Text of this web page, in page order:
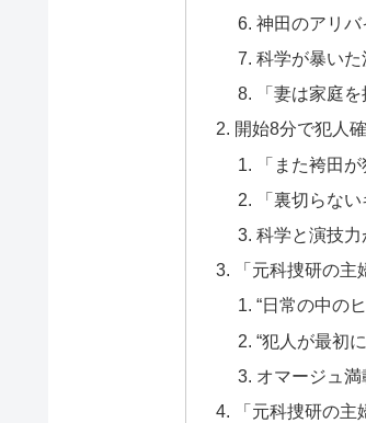
神田のアリバ
科学が暴い
「妻は家庭
開始8分で犯人
「また袴田
「裏切らな
科学と演技力
「元科捜研の
“日常の中の
“犯人が最初
オマージュ
「元科捜研の